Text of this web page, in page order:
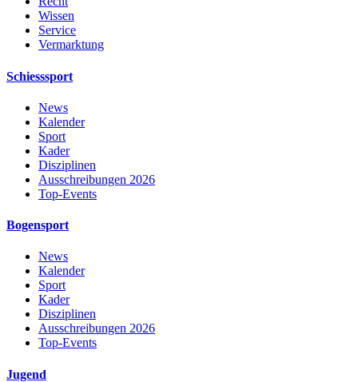
Wissen
Service
Vermarktung
Schiesssport
News
Kalender
Sport
Kader
Disziplinen
Ausschreibungen 2026
Top-Events
Bogensport
News
Kalender
Sport
Kader
Disziplinen
Ausschreibungen 2026
Top-Events
Jugend